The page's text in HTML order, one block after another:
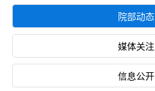
院部动态
媒体关注
信息公开